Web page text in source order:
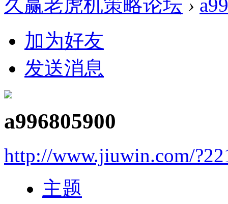
久赢老虎机策略论坛 ›
加为好友
发送消息
a996805900
http://www.jiuwin.com/
主题